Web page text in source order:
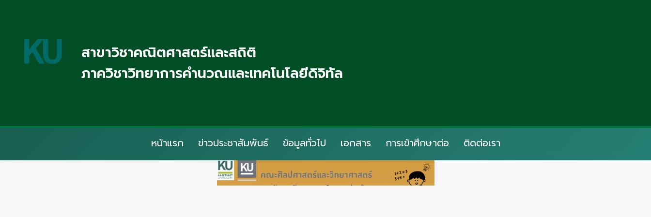
สาขาวิชาคณิตศาสตร์และสถิติ
ภาควิชาวิทยาการคำนวณและเทคโนโลยีดิจิทัล
หน้าแรก ข่าวประชาสัมพันธ์ ข้อมูลทั่วไป เอกสาร การเข้าศึกษาต่อ ติดต่อเรา